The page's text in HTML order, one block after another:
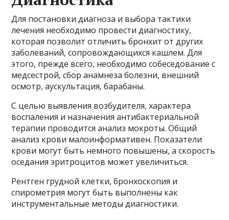
Для постановки диагноза и выбора тактики
лечения необходимо провести диагностику,
которая позволит отличить бронхит от других
заболеваний, сопровождающихся кашлем. Для
этого, прежде всего, необходимо собеседование с
медсестрой, сбор анамнеза болезни, внешний
осмотр, аускультация, барабаны.
С целью выявления возбудителя, характера
воспаления и назначения антибактериальной
терапии проводится анализ мокроты. Общий
анализ крови малоинформативен. Показатели
крови могут быть немного повышены, а скорость
оседания эритроцитов может увеличиться.
Рентген грудной клетки, бронхоскопия и
спирометрия могут быть выполнены как
инструментальные методы диагностики.